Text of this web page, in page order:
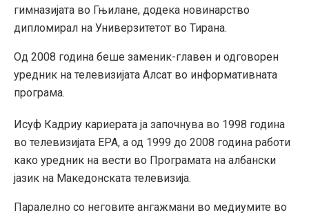
гимназијата во Гњилане, додека новинарство
дипломирал на Универзитетот во Тирана.
Од 2008 година беше заменик-главен и одговорен
уредник на телевизијата Алсат во информативната
програма.
Исуф Кадриу кариерата ја започнува во 1998 година
во телевизијата ЕРА, а од 1999 до 2008 година работи
како уредник на вести во Програмата на албански
јазик на Македонската телевизија.
Паралелно со неговите ангажмани во медиумите во